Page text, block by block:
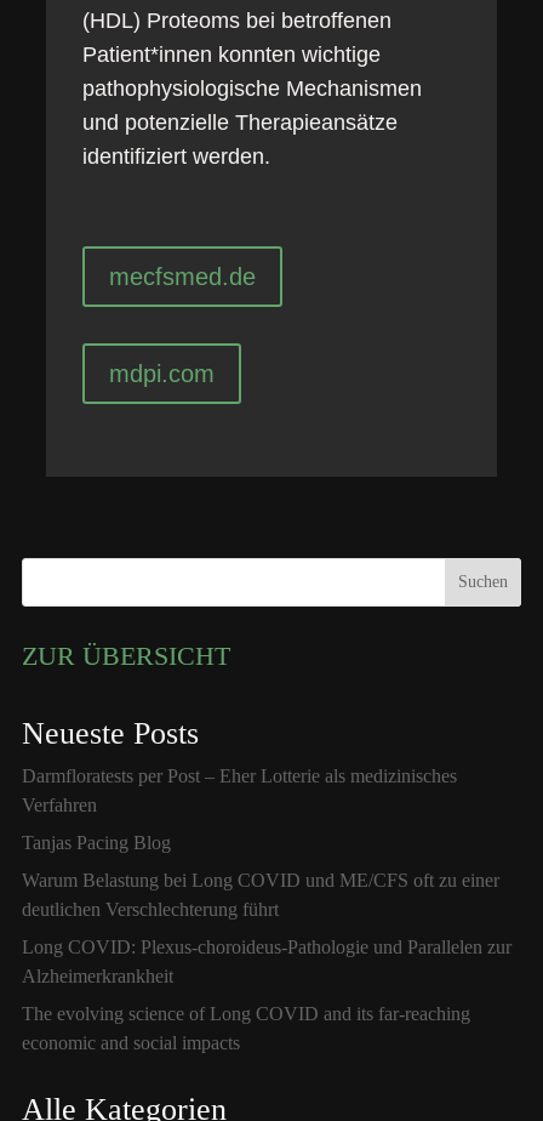
(HDL) Proteoms bei betroffenen
Patient*innen konnten wichtige
pathophysiologische Mechanismen
und potenzielle Therapieansätze
identifiziert werden.
mecfsmed.de
mdpi.com
Suchen
ZUR ÜBERSICHT
Neueste Posts
Darmfloratests per Post – Eher Lotterie als medizinisches
Verfahren
Tanjas Pacing Blog
Warum Belastung bei Long COVID und ME/CFS oft zu einer
deutlichen Verschlechterung führt
Long COVID: Plexus-choroideus-Pathologie und Parallelen zur
Alzheimerkrankheit
The evolving science of Long COVID and its far-reaching
economic and social impacts
Alle Kategorien